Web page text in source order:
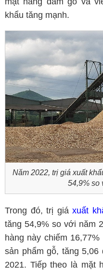
khẩu tăng mạnh.
Năm 2022, trị giá xuất
54,9% so
Trong đó, trị giáxuất
tăng 54,9% so với năm
hàng này chiếm
sản phẩm gỗ, tăng
2021. Tiếp theo là mặt